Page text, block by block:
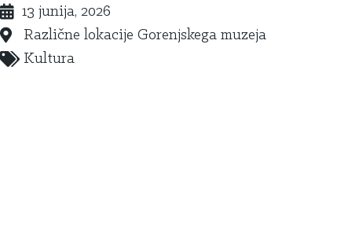
13 junija, 2026
Različne lokacije Gorenjskega muzeja
Kultura